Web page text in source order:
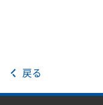
戻る